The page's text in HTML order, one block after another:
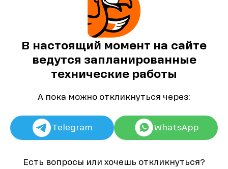
В настоящий момент на сайте
ведутся запланированные
технические работы
А пока можно откликнуться через:
Telegram WhatsApp
Есть вопросы или хочешь откликнуться?